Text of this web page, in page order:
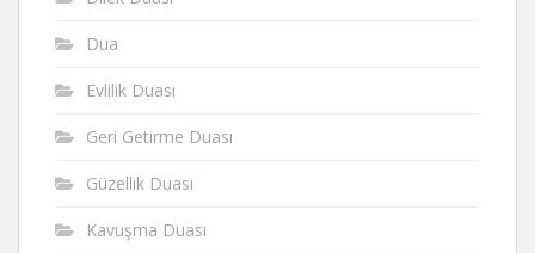
Dua
Evlilik Duası
Geri Getirme Duası
Güzellik Duası
Kavuşma Duası